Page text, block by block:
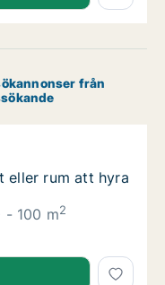
från
eller rum att hyra i
eller rum att hyra i
eller rum att hyra
- 100 m2
eller rum att hyra i
att hyra i Jönköping